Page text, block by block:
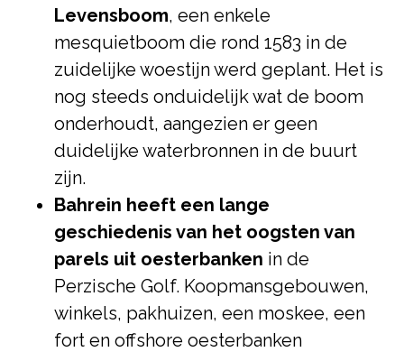
Levensboom, een enkele
mesquietboom die rond 1583 in de
zuidelijke woestijn werd geplant. Het is
nog steeds onduidelijk wat de boom
onderhoudt, aangezien er geen
duidelijke waterbronnen in de buurt
zijn.
Bahrein heeft een lange
geschiedenis van het oogsten van
parels uit oesterbanken in de
Perzische Golf. Koopmansgebouwen,
winkels, pakhuizen, een moskee, een
fort en offshore oesterbanken